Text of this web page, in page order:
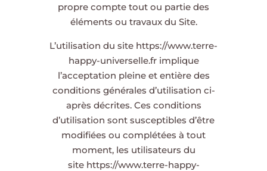
propre compte tout ou partie des
éléments ou travaux du Site.
L’utilisation du site https://www.terre-
happy-universelle.frimplique
l’acceptation pleine et entière des
conditions générales d’utilisation ci-
après décrites. Ces conditions
d’utilisation sont susceptibles d’être
modifiées ou complétées à tout
moment, les utilisateurs du
site https://www.terre-happy-